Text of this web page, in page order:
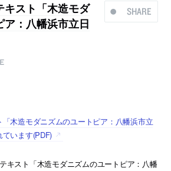
SHARE
キスト「木造モダ
：八幡浜市立日
木造モダニズムのユートピア：八幡浜市立
います(PDF)
キスト「木造モダニズムのユートピア：八幡